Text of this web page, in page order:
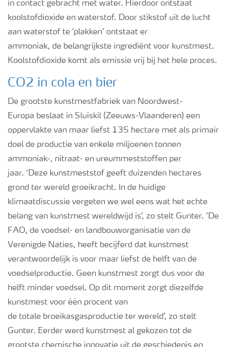
in contact gebracht met water. Hierdoor ontstaat
koolstofdioxide en waterstof. Door stikstof uit de lucht
aan waterstof te ‘plakken’ ontstaat er
ammoniak, de belangrijkste ingrediënt voor kunstmest.
Koolstofdioxide komt als emissie vrij bij het hele proces.
CO2 in cola en bier
De grootste kunstmestfabriek van Noordwest-
Europa beslaat in Sluiskil (Zeeuws-Vlaanderen) een
oppervlakte van maar liefst 135 hectare met als primair
doel de productie van enkele miljoenen tonnen
ammoniak-, nitraat- en ureummeststoffen per
jaar. ‘ Deze kunstmeststof geeft duizenden hectares
grond ter wereld groeikracht. In de huidige
klimaatdiscussie vergeten we wel eens wat het echte
belang van kunstmest wereldwijd is’, zo stelt Gunter. ‘ De
FAO, de voedsel- en landbouworganisatie van de
Verenigde Naties, heeft becijferd dat kunstmest
verantwoordelijk is voor maar liefst de helft van de
voedselproductie. Geen kunstmest zorgt dus voor de
helft minder voedsel. Op dit moment zorgt diezelfde
kunstmest voor één procent van
de totale broeikasgasproductie ter wereld’, zo stelt
Gunter. Eerder werd kunstmest al gekozen tot de
grootste chemische innovatie uit de geschiedenis en